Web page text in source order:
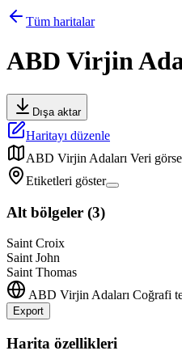
Tüm haritalar
ABD Virjin
Dışa aktar
Haritayı düzenle
ABD Virjin Adaları Veri
Etiketleri göster
Alt bölgeler (3)
Saint Croix
Saint John
Saint Thomas
ABD Virjin Adaları Coğrafi
Export
+
Harita özellikleri